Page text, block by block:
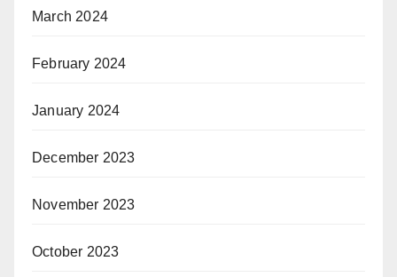
March 2024
February 2024
January 2024
December 2023
November 2023
October 2023